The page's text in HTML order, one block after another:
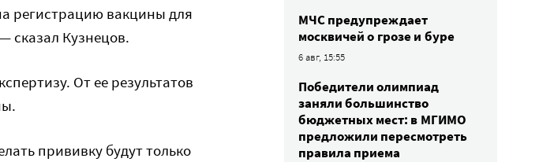
регистрацию вакцины для
сказал Кузнецов.
От ее результатов
прививку будут только
МЧС предупреждает
москвичей о грозе и буре
6 авг, 15:55
Победители олимпиад
заняли большинство
бюджетных мест: в МГИМО
предложили пересмотреть
правила приема